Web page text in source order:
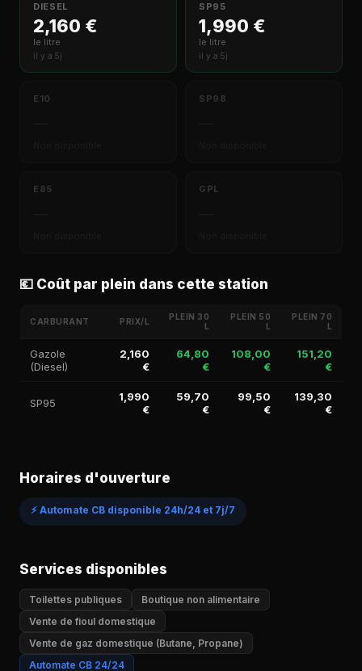
DIESEL
2,160 €
le litre
il y a 5j
SP95
1,990 €
le litre
il y a 5j
E10 SP98
E85 GPL
💶 Coût par plein dans cette station
CARBURANT PRIX/L
PLEIN 30
L
PLEIN 50
L
PLEIN 70
L
Gazole
(Diesel)
2,160
€
64,80
€
108,00
€
151,20
€
SP95
1,990
€
59,70
€
99,50
€
139,30
€
Horaires d'ouverture
⚡ Automate CB disponible 24h/24 et 7j/7
Services disponibles
Toilettes publiques
Boutique non alimentaire
Vente de fioul domestique
Vente de gaz domestique (Butane, Propane)
Automate CB 24/24